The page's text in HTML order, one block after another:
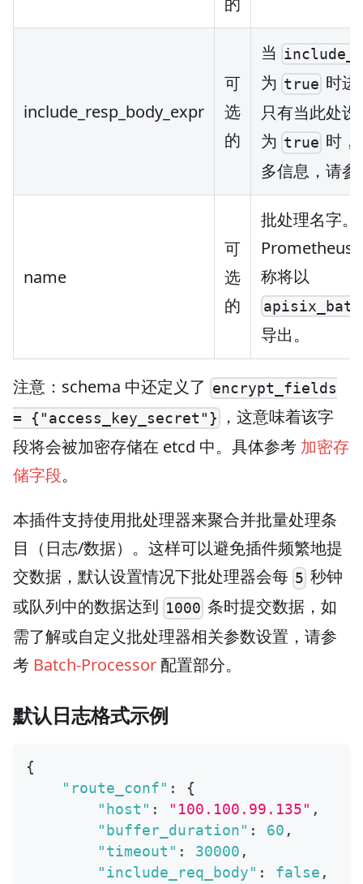
include_resp_body_expr
可
选
的
当
为 true 时
只有当此处
为 true 时
多信息，请
name
可
选
的
批处理名字
Prometheus
称将以
导出。
注意：schema 中还定义了 encrypt_fields
= {"access_key_secret"}
，这意味着该字
段将会被加密存储在 etcd 中。具体参考 加密存
储字段。
本插件支持使用批处理器来聚合并批量处理条
目（日志/数据）。这样可以避免插件频繁地提
交数据，默认设置情况下批处理器会每 5 秒钟
或队列中的数据达到 1000 条时提交数据，如
需了解或自定义批处理器相关参数设置，请参
考 Batch-Processor 配置部分。
默认日志格式示例
{
"route_conf" :
{
"host" : "100.100.99.135" ,
"buffer_duration" : 60 ,
"timeout" : 30000 ,
"include_req_body" : false ,